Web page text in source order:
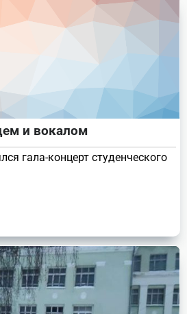
и вокалом
гала-концерт студенческого